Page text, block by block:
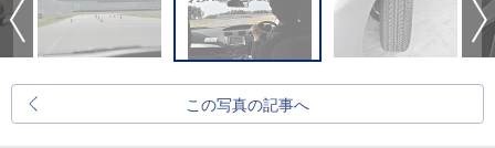
この写真の記事へ